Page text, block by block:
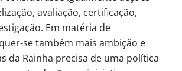
avaliação, certificação,
Em matéria de
se também mais ambição e
da Rainha precisa de uma política